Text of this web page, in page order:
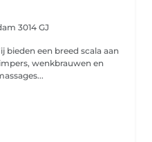
3014 GJ
bieden een breed scala aan
wenkbrauwen en